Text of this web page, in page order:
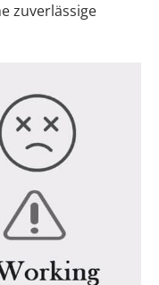
zuverlässige